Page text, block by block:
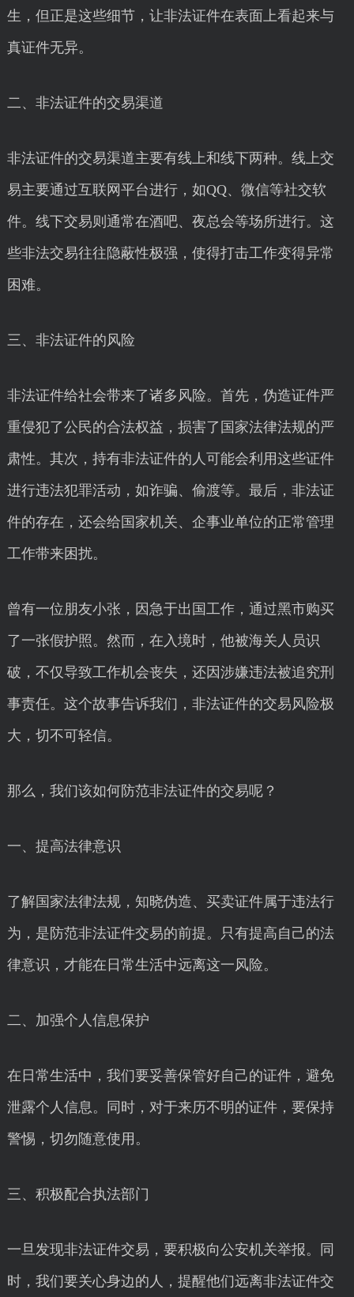
生，但正是这些细节，让非法证件在表面上看起来与
真证件无异。
二、非法证件的交易渠道
非法证件的交易渠道主要有线上和线下两种。线上交
易主要通过互联网平台进行，如QQ、微信等社交软
件。线下交易则通常在酒吧、夜总会等场所进行。这
些非法交易往往隐蔽性极强，使得打击工作变得异常
困难。
三、非法证件的风险
非法证件给社会带来了诸多风险。首先，伪造证件严
重侵犯了公民的合法权益，损害了国家法律法规的严
肃性。其次，持有非法证件的人可能会利用这些证件
进行违法犯罪活动，如诈骗、偷渡等。最后，非法证
件的存在，还会给国家机关、企事业单位的正常管理
工作带来困扰。
曾有一位朋友小张，因急于出国工作，通过黑市购买
了一张假护照。然而，在入境时，他被海关人员识
破，不仅导致工作机会丧失，还因涉嫌违法被追究刑
事责任。这个故事告诉我们，非法证件的交易风险极
大，切不可轻信。
那么，我们该如何防范非法证件的交易呢？
一、提高法律意识
了解国家法律法规，知晓伪造、买卖证件属于违法行
为，是防范非法证件交易的前提。只有提高自己的法
律意识，才能在日常生活中远离这一风险。
二、加强个人信息保护
在日常生活中，我们要妥善保管好自己的证件，避免
泄露个人信息。同时，对于来历不明的证件，要保持
警惕，切勿随意使用。
三、积极配合执法部门
一旦发现非法证件交易，要积极向公安机关举报。同
时，我们要关心身边的人，提醒他们远离非法证件交